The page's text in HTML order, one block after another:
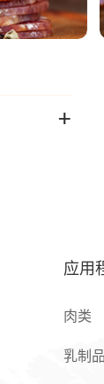
+
应用
肉类
乳制品